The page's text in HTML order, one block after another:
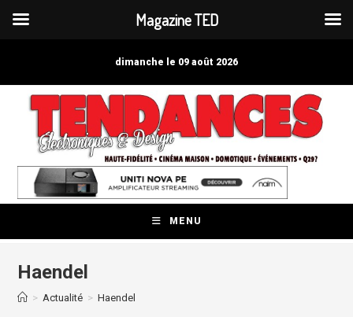
dimanche le 09 août 2026
MENU
Haendel
> Actualité > Haendel
Magazine TED